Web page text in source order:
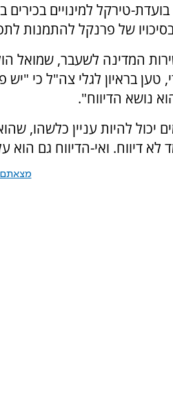
בועדת-טירקל למינויים
של פרנקל להתמנות
המדינה לשעבר, שמואל
טען בראיון לגלי צה"ל כי
נושא הדיווח".
יכול להיות עניין כלשהו,
לא דיווח. ואי-הדיווח גם הוא
מצאתם